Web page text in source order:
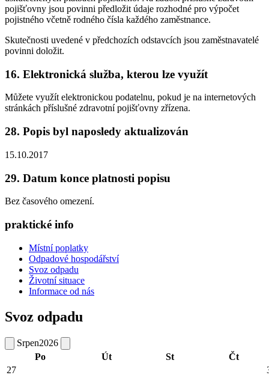
pojišťovny jsou povinni předložit údaje rozhodné pro výpočet
pojistného včetně rodného čísla každého zaměstnance.
Skutečnosti uvedené v předchozích odstavcích jsou zaměstnavatelé
povinni doložit.
16. Elektronická služba, kterou lze využít
Můžete využít elektronickou podatelnu, pokud je na internetových
stránkách příslušné zdravotní pojišťovny zřízena.
28. Popis byl naposledy aktualizován
15.10.2017
29. Datum konce platnosti popisu
Bez časového omezení.
praktické info
Místní poplatky
Odpadové hospodářství
Svoz odpadu
Životní situace
Informace od nás
Svoz odpadu
Srpen2026
Po
Út St
Čt
27